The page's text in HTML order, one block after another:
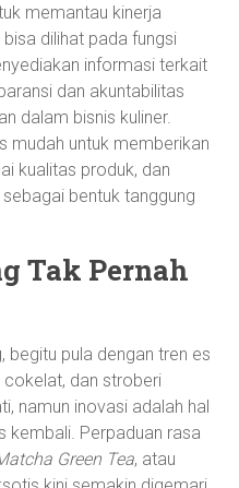
memantau kinerja
dilihat pada fungsi
informasi terkait
dan akuntabilitas
dalam bisnis kuliner.
mudah untuk memberikan
kualitas produk, dan
bentuk tanggung
Tak Pernah
begitu pula dengan tren es
cokelat, dan stroberi
namun inovasi adalah hal
kembali. Perpaduan rasa
Green Tea, atau